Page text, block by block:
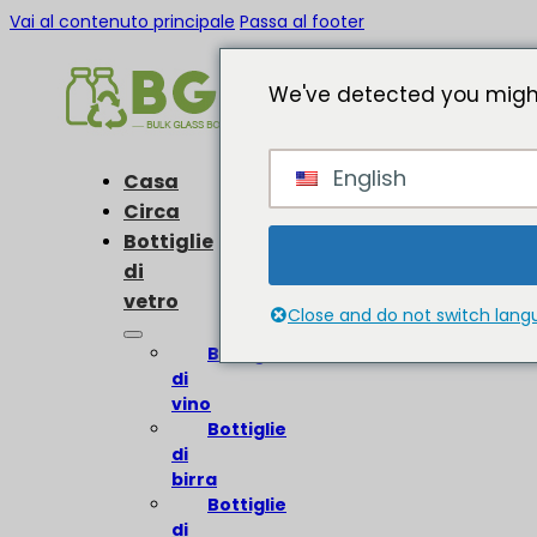
Vai al contenuto principale Passa al footer
Casa
Circa
Bottiglie
di
vetro
Bottiglie
di
vino
Bottiglie
di
birra
Bottiglie
di
We've detected you
English
Close and do not switch